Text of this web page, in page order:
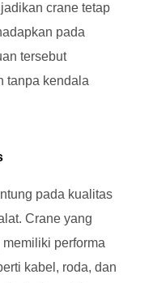
crane tetap
pada
tersebut
tanpa kendala
pada kualitas
Crane yang
performa
kabel, roda, dan